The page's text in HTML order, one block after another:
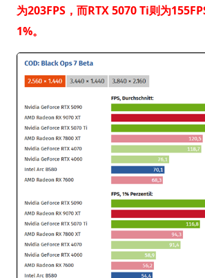
为203FPS，而RTX 5070 Ti则为
1%。